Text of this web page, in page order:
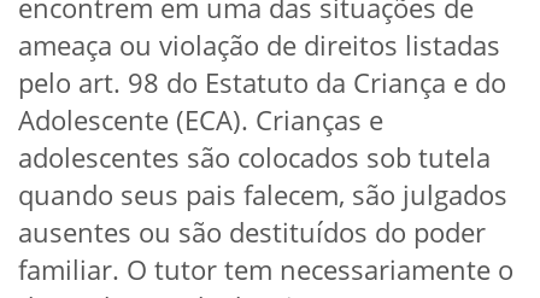
ameaça ou violação de direitos listadas
pelo art. 98 do Estatuto da Criança e do
Adolescente (ECA). Crianças e
adolescentes são colocados sob tutela
quando seus pais falecem, são julgados
ausentes ou são destituídos do poder
familiar. O tutor tem necessariamente o